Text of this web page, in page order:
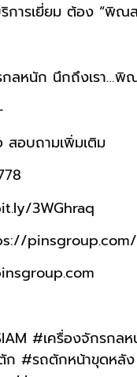
การเยี่ยม ต้อง “พิณ
กลหนัก นึกถึงเรา…พิ
สอบถามเพิ่มเติม
3WGhraq
pinsgroup.com/
#เครื่องจักรกล
#รถตักหน้าขุดหลั